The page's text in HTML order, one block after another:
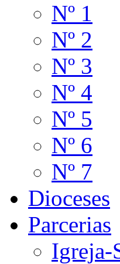
Nº 1
Nº 2
Nº 3
Nº 4
Nº 5
Nº 6
Nº 7
Dioceses
Parcerias
Igreja-